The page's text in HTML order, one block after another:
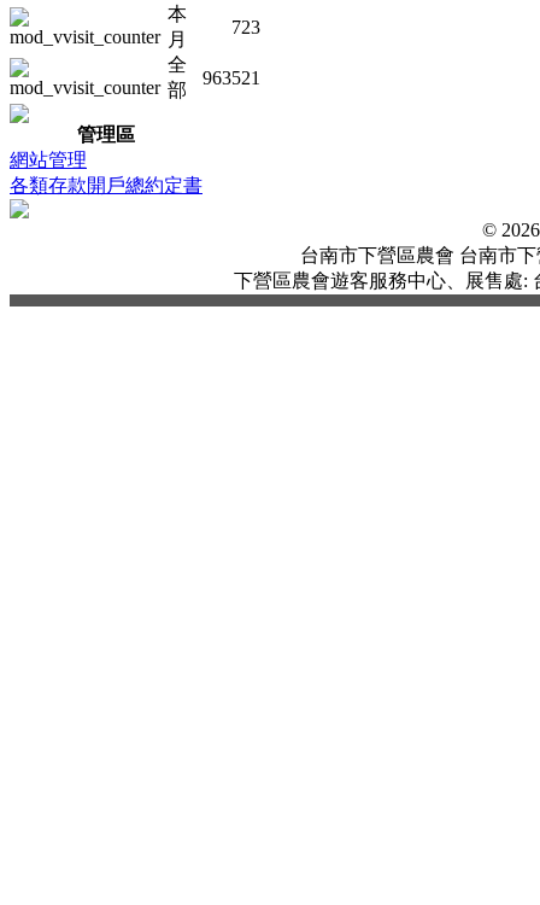
本
月
723
全
部
963521
管理區
網站管理
各類存款開戶總約定書
©
台南市下營區農會 台南市下
下營區農會遊客服務中心、展售處: